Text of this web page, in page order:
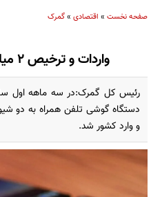
صفحه نخست » اقتصادی »گمرک
واردات و ترخیص ۲ میلیون گوشی تلفن همراه
دستگاه گوشی تلفن همراه به دو
و وارد کشور شد.